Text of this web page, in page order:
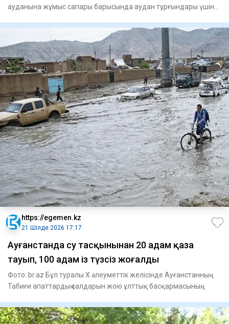
ауданына жұмыс сапары барысында аудан тұрғындары үшін
https://egemen.kz
21 Шілде 2026 17:17
Ауғанстанда су тасқынынан 20 адам қаза
тауып, 100 адам із түзсіз жоғалды
Фото: br.az Бұл туралы X әлеуметтік желісінде Ауғанстанның
Табиғи апаттардың салдарын жою ұлттық басқармасының